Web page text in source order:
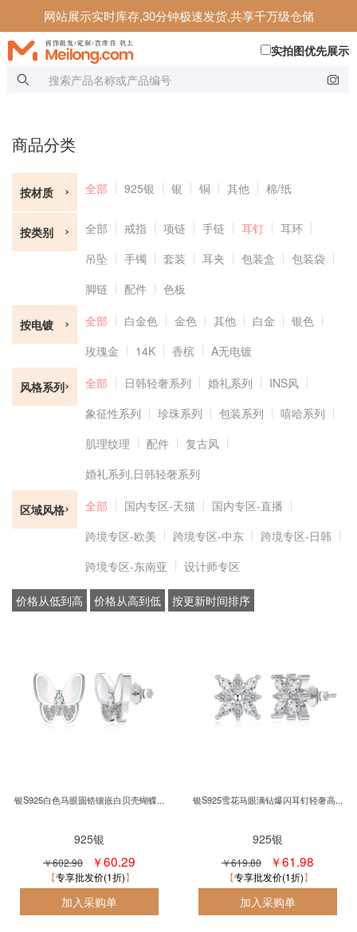
网站展示实时库存,30分钟极速发货,共享千万级仓储
实拍图优先展示
商品分类
按材质 全部 925银 银 铜 其他 棉/纸
按类别 全部 戒指 项链 手链 耳钉
耳环
吊坠
手镯 套装 耳夹 包装盒
包装袋
脚链
配件 色板
按电镀 全部 白金色 金色 其他 白金
银色
玫瑰金
14K 香槟 A无电镀
风格系列 全部 日韩轻奢系列 婚礼系列
INS风
象征性系列
珍珠系列 包装系列
嘻哈系列
肌理纹理
配件
复古风
婚礼系列,日韩轻奢系列
区域风格 全部 国内专区-天猫
国内专区-直播
跨境专区-欧美
跨境专区-中东
跨境专区-日韩
跨境专区-东南亚
设计师专区
银S925白色马眼圆锆镶嵌白贝壳蝴蝶...
925银
￥602.90 ￥60.29
专享批发价(1折)
银S925雪花马眼满钻爆闪耳钉轻奢高...
925银
￥619.80 ￥61.98
专享批发价(1折)